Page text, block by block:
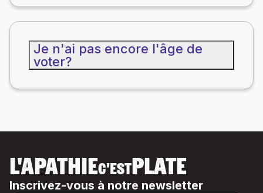
Je n'ai pas encore l'âge de
voter?
L'APATHIEC'ESTPLATE
Inscrivez-vous à notre newsletter